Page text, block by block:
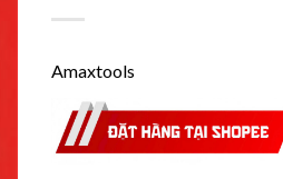
Amaxtools